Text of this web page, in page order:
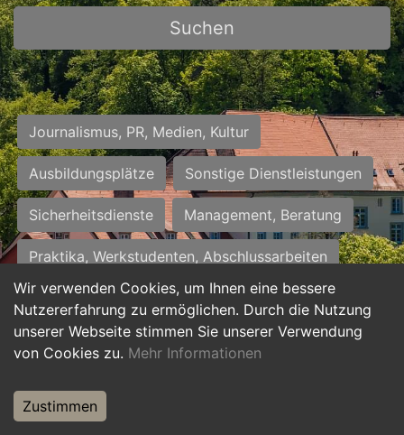
Wir verwenden Cookies, um Ihnen eine bessere
Nutzererfahrung zu ermöglichen. Durch die Nutzung
unserer Webseite stimmen Sie unserer Verwendung
von Cookies zu. Mehr Informationen
Zustimmen
Suchen
Journalismus, PR, Medien, Kultur
Ausbildungsplätze Sonstige Dienstleistungen
Sicherheitsdienste Management, Beratung
Praktika, Werkstudenten, Abschlussarbeiten
Personalwesen Assistenz, Sekretariat
Hilfskräfte, Aushilfs- und Nebenjobs
Weiterbildung, Studium, duale Ausbildung